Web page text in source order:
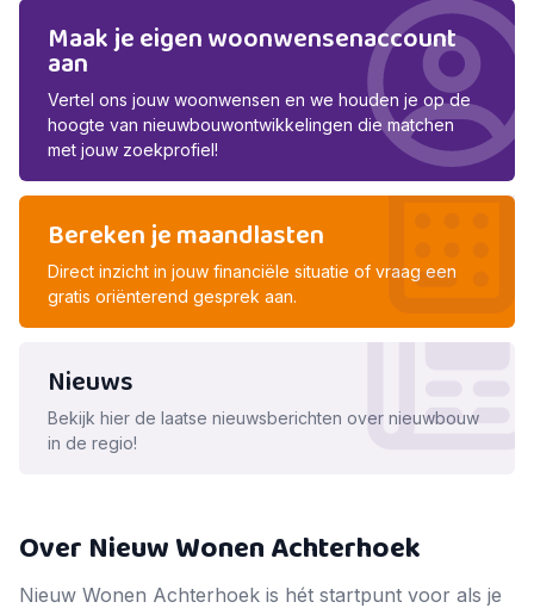
Maak je eigen woonwensenaccount
aan
Vertel ons jouw woonwensen en we houden je op de
hoogte van nieuwbouwontwikkelingen die matchen
met jouw zoekprofiel!
Bereken je maandlasten
Direct inzicht in jouw financiële situatie of vraag een
gratis oriënterend gesprek aan.
Nieuws
Bekijk hier de laatse nieuwsberichten over nieuwbouw
in de regio!
Over Nieuw Wonen Achterhoek
Nieuw Wonen Achterhoek is hét startpunt voor als je